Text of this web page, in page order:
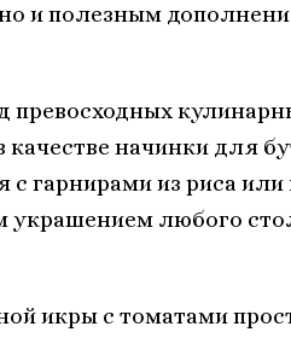
и полезным
начинки для
с гарнирами из риса
украшением любого
икры с томатами